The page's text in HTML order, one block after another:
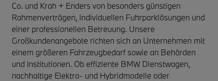
Co. und Krah + Enders von besonders günstigen
Rahmenverträgen, individuellen Fuhrparklösungen und
einer professionellen Betreuung. Unsere
Großkundenangebote richten sich an Unternehmen mit
einem größeren Fahrzeugbedarf sowie an Behörden
und Institutionen. Ob effiziente BMW Dienstwagen,
nachhaltige Elektro- und Hybridmodelle oder